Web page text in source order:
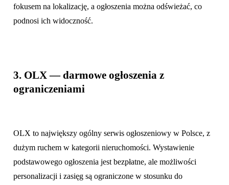
fokusem na lokalizację, a ogłoszenia można odświeżać, co
podnosi ich widoczność.
3. OLX — darmowe ogłoszenia z
ograniczeniami
OLX to największy ogólny serwis ogłoszeniowy w Polsce, z
dużym ruchem w kategorii nieruchomości. Wystawienie
podstawowego ogłoszenia jest bezpłatne, ale możliwości
personalizacji i zasięg są ograniczone w stosunku do